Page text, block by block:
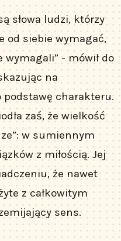
słowa ludzi, którzy
od siebie wymagać,
- mówił do
na
charakteru.
zaś, że wielkość
w sumiennym
z miłością. Jej
że nawet
z całkowitym
sens.